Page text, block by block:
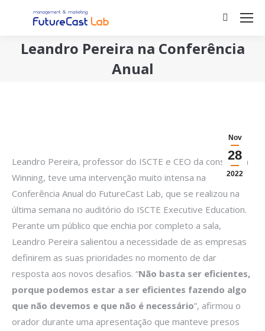
Search:
Leandro Pereira na Conferência
Anual
Nov
28
2022
Leandro Pereira, professor do ISCTE e CEO da consultora
Winning, teve uma intervenção muito intensa na
Conferência Anual do FutureCast Lab, que se realizou na
última semana no auditório do ISCTE Executive Education.
Perante um público que enchia por completo a sala,
Leandro Pereira salientou a necessidade de as empresas
definirem as suas prioridades no momento de dar
resposta aos novos desafios. “Não basta ser eficientes,
porque podemos estar a ser eficientes fazendo algo
que não devemos e que não é necessário”, afirmou o
orador durante uma apresentação que manteve presos